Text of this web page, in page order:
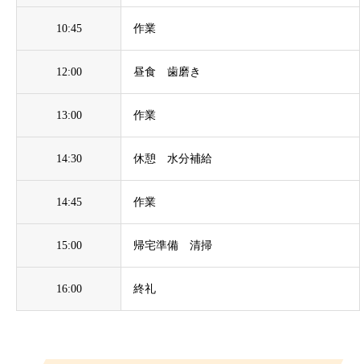
10:45 作業
12:00 昼食 歯磨き
13:00 作業
14:30 休憩 水分補給
14:45 作業
15:00 帰宅準備 清掃
16:00 終礼